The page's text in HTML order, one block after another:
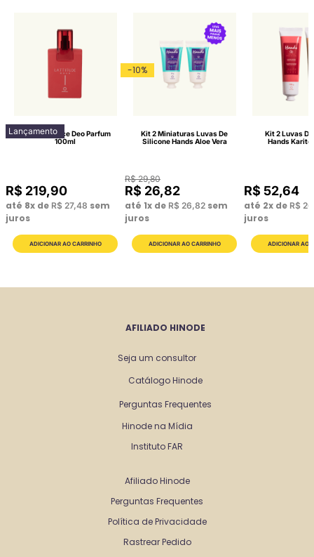
Lançamento
Lattitude Race Deo Parfum
100ml
R$ 219,90
até 8x de R$ 27,48 sem
juros
-10%
Kit 2 Miniaturas Luvas De
Silicone Hands Aloe Vera
R$ 29,80
R$ 26,82
até 1x de R$ 26,82 sem
juros
Kit 2 Luvas
Hands Karité
R$ 52,64
até 2x de R$ 26
juros
AFILIADO HINODE
Seja um consultor
Catálogo Hinode
Perguntas Frequentes
Hinode na Mídia
Instituto FAR
Afiliado Hinode
Perguntas Frequentes
Política de Privacidade
Rastrear Pedido